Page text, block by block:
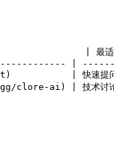
| 最适
|
| 快速提问
ai) | 技术讨论